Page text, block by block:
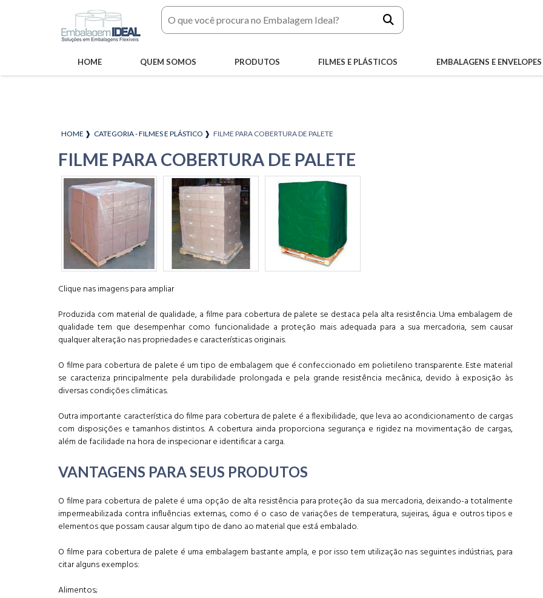
HOME QUEM SOMOS PRODUTOS FILMES E PLÁSTICOS EMBALAGENS E ENVELOPES
HOME ❱ CATEGORIA - FILMES E PLÁSTICO ❱ FILME PARA COBERTURA DE PALETE
FILME PARA COBERTURA DE PALETE
Clique nas imagens para ampliar
Produzida com material de qualidade, a filme para cobertura de palete se destaca pela alta resistência. Uma embalagem de
qualidade tem que desempenhar como funcionalidade a proteção mais adequada para a sua mercadoria, sem causar
qualquer alteração nas propriedades e características originais.
O filme para cobertura de palete é um tipo de embalagem que é confeccionado em polietileno transparente. Este material
se caracteriza principalmente pela durabilidade prolongada e pela grande resistência mecânica, devido à exposição às
diversas condições climáticas.
Outra importante característica do filme para cobertura de palete é a flexibilidade, que leva ao acondicionamento de cargas
com disposições e tamanhos distintos. A cobertura ainda proporciona segurança e rigidez na movimentação de cargas,
além de facilidade na hora de inspecionar e identificar a carga.
VANTAGENS PARA SEUS PRODUTOS
O filme para cobertura de palete é uma opção de alta resistência para proteção da sua mercadoria, deixando-a totalmente
impermeabilizada contra influências externas, como é o caso de variações de temperatura, sujeiras, água e outros tipos e
elementos que possam causar algum tipo de dano ao material que está embalado.
O filme para cobertura de palete é uma embalagem bastante ampla, e por isso tem utilização nas seguintes indústrias, para
citar alguns exemplos:
Alimentos;